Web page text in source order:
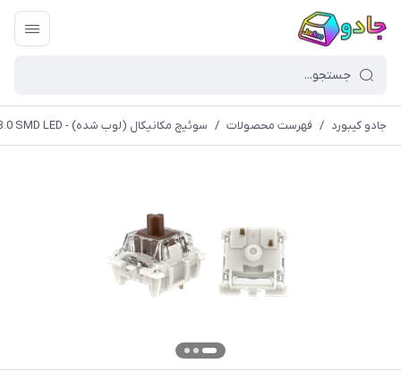
جادو کیبورد / فهرست محصولات / سوئیچ مکانیکال (لوب شده) - Switch Gateron BROWN G Pro 3.0 SMD LED